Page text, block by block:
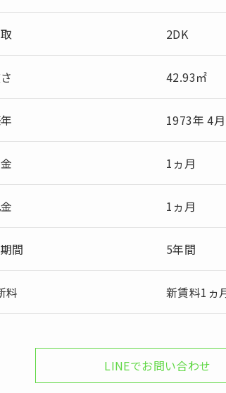
2DK
42.93㎡
1973年 4月
1ヵ月
1ヵ月
間 5年間
料 新賃料1ヵ
LINEでお問い合わせ